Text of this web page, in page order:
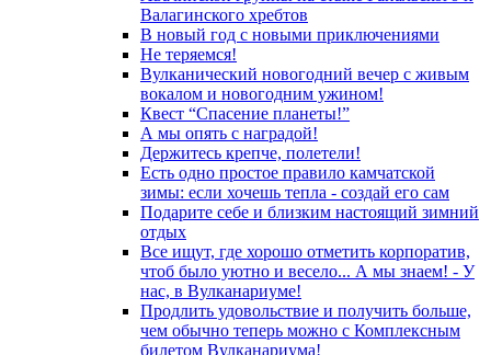
Валагинского хребтов
В новый год с новыми приключениями
Не теряемся!
Вулканический новогодний вечер с живым
вокалом и новогодним ужином!
Квест “Спасение планеты!”
А мы опять с наградой!
Держитесь крепче, полетели!
Есть одно простое правило камчатской
зимы: если хочешь тепла - создай его сам
Подарите себе и близким настоящий зимний
отдых
Все ищут, где хорошо отметить корпоратив,
чтоб было уютно и весело... А мы знаем! - У
нас, в Вулканариуме!
Продлить удовольствие и получить больше,
чем обычно теперь можно с Комплексным
билетом Вулканариума!